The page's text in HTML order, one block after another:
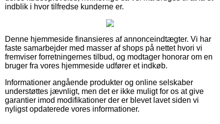
indblik i hvor tilfredse kunderne er.
Denne hjemmeside finansieres af annonceindtægter. Vi har
faste samarbejder med masser af shops på nettet hvori vi
fremviser forretningernes tilbud, og modtager honorar om en
bruger fra vores hjemmeside udfører et indkøb.
Informationer angående produkter og online selskaber
understøttes jævnligt, men det er ikke muligt for os at give
garantier imod modifikationer der er blevet lavet siden vi
nyligst opdaterede vores informationer.